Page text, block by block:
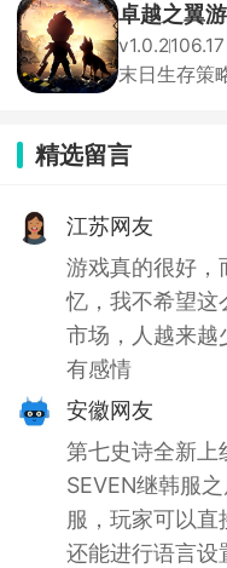
卓越之翼
v1.0.2
末日生存策
精选留言
江苏网友
游戏真的很好，
忆，我不希望这
市场，人越来越
有感情
安徽网友
第七史诗全新上
SEVEN继韩服
服，玩家可以
还能进行语言设